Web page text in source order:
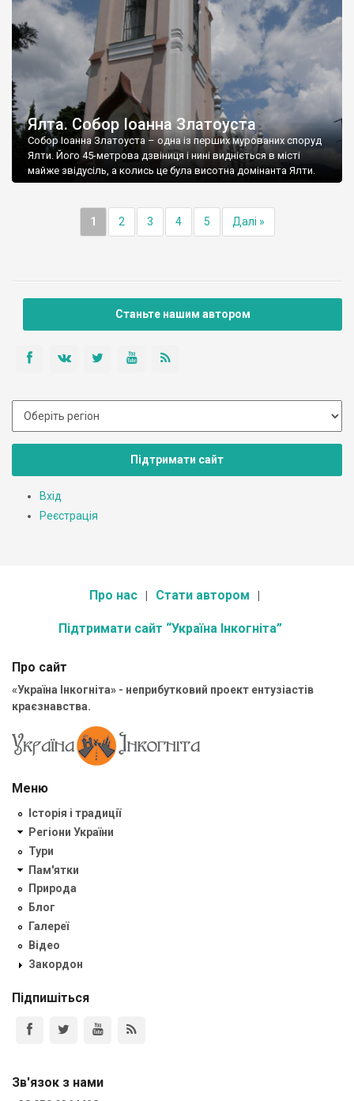
Ялта. Собор Іоанна Златоуста
Собор Іоанна Златоуста – одна із перших мурованих споруд
Ялти. Його 45-метрова дзвіниця і нині видніється в місті
майже звідусіль, а колись це була висотна домінанта Ялти.
1 2 3 4 5 Далі »
Станьте нашим автором
Підтримати сайт
Вхід
Реєстрація
Про нас Стати автором
Підтримати сайт “Україна Інкогніта”
Про сайт
«Україна Інкогніта» - неприбутковий проект ентузіастів
краєзнавства.
Меню
Історія і традиції
Регіони України
Тури
Пам'ятки
Природа
Блог
Галереї
Відео
Закордон
Підпишіться
Зв'язок з нами